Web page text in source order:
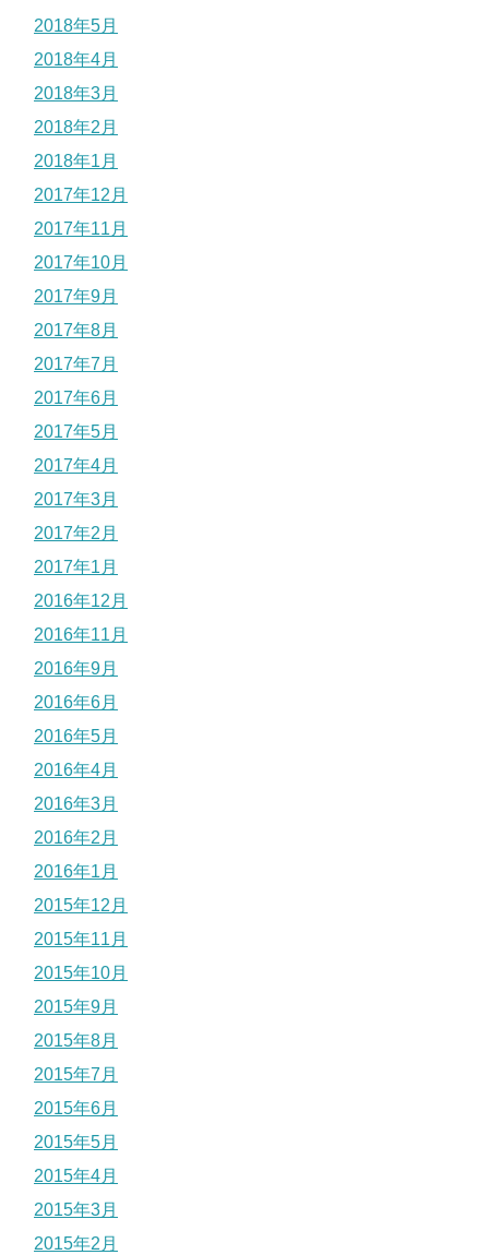
2018年5月
2018年4月
2018年3月
2018年2月
2018年1月
2017年12月
2017年11月
2017年10月
2017年9月
2017年8月
2017年7月
2017年6月
2017年5月
2017年4月
2017年3月
2017年2月
2017年1月
2016年12月
2016年11月
2016年9月
2016年6月
2016年5月
2016年4月
2016年3月
2016年2月
2016年1月
2015年12月
2015年11月
2015年10月
2015年9月
2015年8月
2015年7月
2015年6月
2015年5月
2015年4月
2015年3月
2015年2月